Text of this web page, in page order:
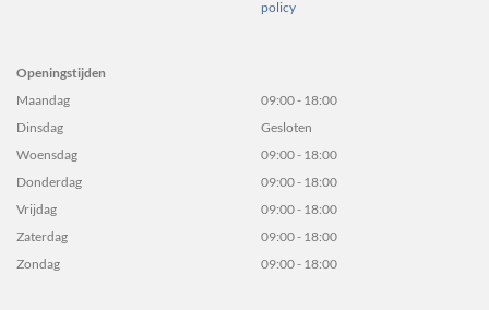
policy
Openingstijden
Maandag
Dinsdag
Woensdag
Donderdag
Vrijdag
Zaterdag
Zondag
09:00 - 18:00
Gesloten
09:00 - 18:00
09:00 - 18:00
09:00 - 18:00
09:00 - 18:00
09:00 - 18:00